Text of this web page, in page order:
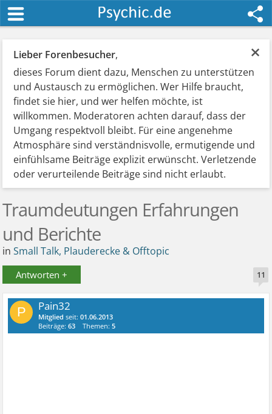
×
Lieber Forenbesucher,
dieses Forum dient dazu, Menschen zu unterstützen
und Austausch zu ermöglichen. Wer Hilfe braucht,
findet sie hier, und wer helfen möchte, ist
willkommen. Moderatoren achten darauf, dass der
Umgang respektvoll bleibt. Für eine angenehme
Atmosphäre sind verständnisvolle, ermutigende und
einfühlsame Beiträge explizit erwünscht. Verletzende
oder verurteilende Beiträge sind nicht erlaubt.
Traumdeutungen Erfahrungen
und Berichte
inSmall Talk, Plauderecke & Offtopic
Antworten + 11
P Pain32
Mitglied seit:01.06.2013
Beiträge:63 Themen:5